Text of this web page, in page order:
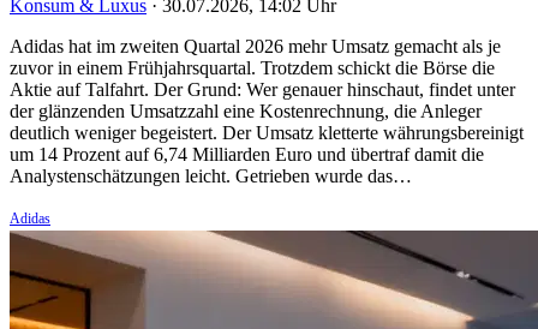
Konsum & Luxus · 30.07.2026, 14:02 Uhr
Adidas hat im zweiten Quartal 2026 mehr Umsatz gemacht als je
zuvor in einem Frühjahrsquartal. Trotzdem schickt die Börse die
Aktie auf Talfahrt. Der Grund: Wer genauer hinschaut, findet unter
der glänzenden Umsatzzahl eine Kostenrechnung, die Anleger
deutlich weniger begeistert. Der Umsatz kletterte währungsbereinigt
um 14 Prozent auf 6,74 Milliarden Euro und übertraf damit die
Analystenschätzungen leicht. Getrieben wurde das…
Adidas